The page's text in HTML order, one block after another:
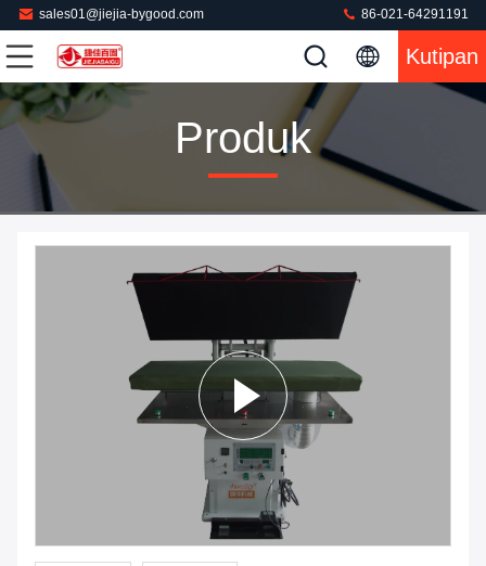
sales01@jiejia-bygood.com 86-021-64291191
Kutipan
Produk